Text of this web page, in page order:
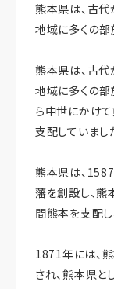
熊本県は、古
地域に多くの部
熊本県は、古
地域に多くの部
ら中世にかけ
支配していまし
熊本県は、
藩を創設し、熊
間熊本を支配し
1871年には、
され、熊本県と